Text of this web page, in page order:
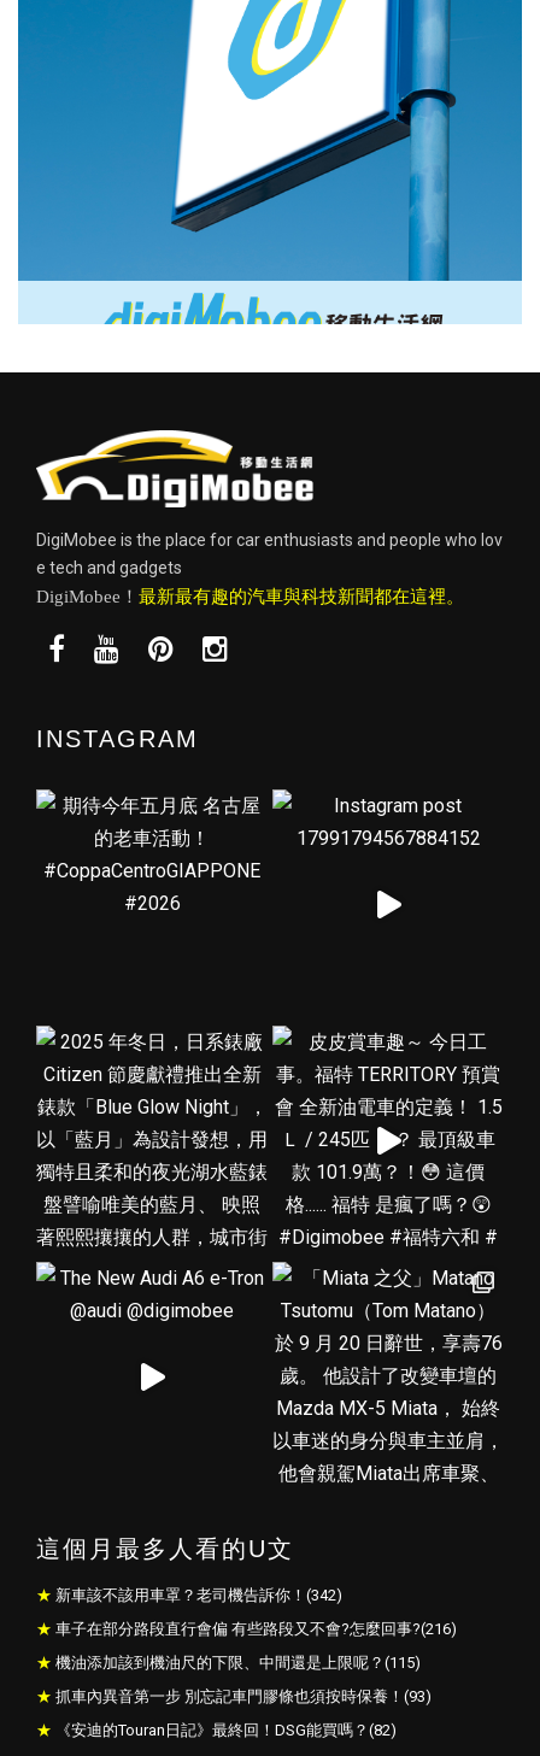
DigiMobee is the place for car enthusiasts and people who lov
e tech and gadgets
DigiMobee！ 最新最有趣的汽車與科技新聞都在這裡。
INSTAGRAM
這個月最多人看的U文
新車該不該用車罩？老司機告訴你！(342)
車子在部分路段直行會偏 有些路段又不會?怎麼回事?(216)
機油添加該到機油尺的下限、中間還是上限呢？(115)
抓車內異音第一步 別忘記車門膠條也須按時保養！(93)
《安迪的Touran日記》最終回！DSG能買嗎？(82)